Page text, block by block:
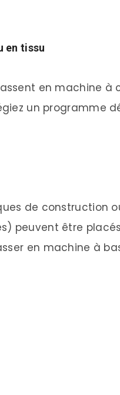
en tissu
en machine à
un programme
de construction
peuvent être
en machine à